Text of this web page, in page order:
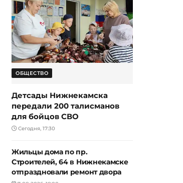
ОБЩЕСТВО
Детсады Нижнекамска
передали 200 талисманов
для бойцов СВО
Сегодня, 17:30
Жильцы дома по пр.
Строителей, 64 в Нижнекамске
отпраздновали ремонт двора